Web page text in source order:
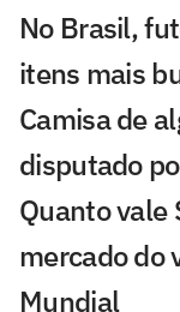
No Brasil,
itens mais
Camisa de
disputado
Quanto vale
mercado do
Mundial